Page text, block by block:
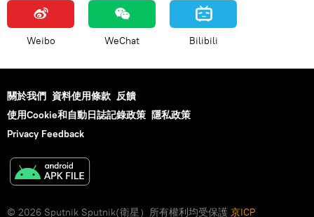
Weibo WeChat Bilibili
關於我們 資料使用條款 反饋
使用Cookie和自動日誌記錄政策 隱私政策
Privacy Feedback
© 2026 Sputnik Sputnik(衛星）所有權利均受保護 京ICP